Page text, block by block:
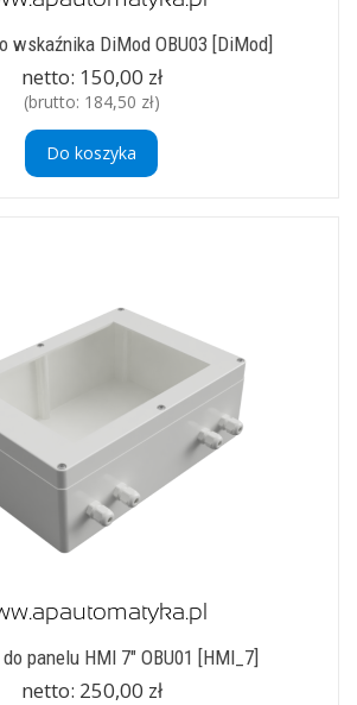
wskaźnika DiMod OBU03 [DiMod]
netto: 150,00 zł
(brutto: 184,50 zł)
Do koszyka
panelu HMI 7" OBU01 [HMI_7]
netto: 250,00 zł